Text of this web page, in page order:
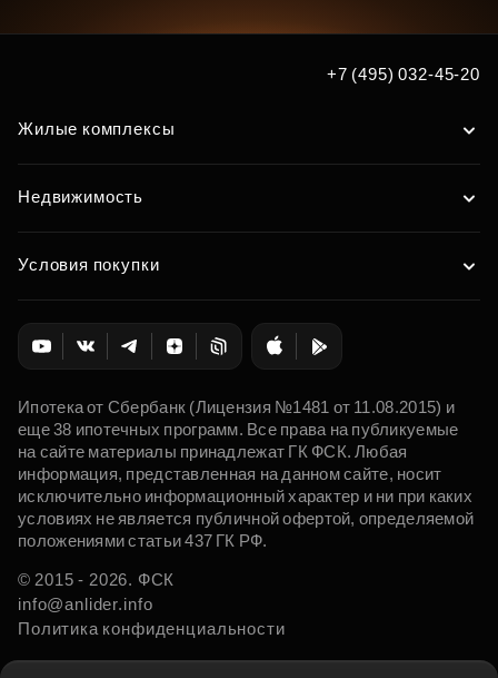
+7 (495) 032-45-20
Жилые комплексы
Недвижимость
Условия покупки
Ипотека от Сбербанк (Лицензия №1481 от 11.08.2015) и
еще 38 ипотечных программ. Все права на публикуемые
на сайте материалы принадлежат ГК ФСК. Любая
информация, представленная на данном сайте, носит
исключительно информационный характер и ни при каких
условиях не является публичной офертой, определяемой
положениями статьи 437 ГК РФ.
© 2015 - 2026. ФСК
info@anlider.info
Политика конфиденциальности